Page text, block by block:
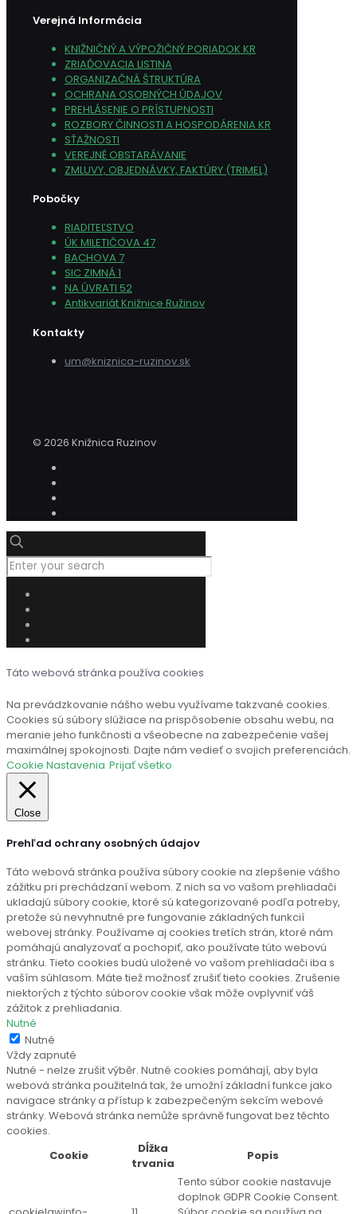
Verejná Informácia
KNIŽNIČNÝ A VÝPOŽIČNÝ PORIADOK KR
ZRIAĎOVACIA LISTINA
ORGANIZAČNÁ ŠTRUKTÚRA
OCHRANA OSOBNÝCH ÚDAJOV
PREHLÁSENIE O PRÍSTUPNOSTI
ROZBORY ČINNOSTI A HOSPODÁRENIA KR
SŤAŽNOSTI
VEREJNÉ OBSTARÁVANIE
ZMLUVY, OBJEDNÁVKY, FAKTÚRY (TRIMEL)
Pobočky
RIADITEĽSTVO
ÚK MILETIČOVA 47
BACHOVA 7
SIC ZIMNÁ 1
NA ÚVRATI 52
Antikvariát Knižnice Ružinov
Kontakty
um@kniznica-ruzinov.sk
© 2026 Knižnica Ruzinov
Táto webová stránka používa cookies
Na prevádzkovanie nášho webu využívame takzvané cookies.
Cookies sú súbory slúžiace na prispôsobenie obsahu webu, na
meranie jeho funkčnosti a všeobecne na zabezpečenie vašej
maximálnej spokojnosti. Dajte nám vedieť o svojich preferenciách.
Cookie Nastavenia Prijať všetko
Close
Prehľad ochrany osobných údajov
Táto webová stránka používa súbory cookie na zlepšenie vášho
zážitku pri prechádzaní webom. Z nich sa vo vašom prehliadači
ukladajú súbory cookie, ktoré sú kategorizované podľa potreby,
pretože sú nevyhnutné pre fungovanie základných funkcií
webovej stránky. Používame aj cookies tretích strán, ktoré nám
pomáhajú analyzovať a pochopiť, ako používate túto webovú
stránku. Tieto cookies budú uložené vo vašom prehliadači iba s
vaším súhlasom. Máte tiež možnosť zrušiť tieto cookies. Zrušenie
niektorých z týchto súborov cookie však môže ovplyvniť váš
zážitok z prehliadania.
Nutné
Nutné
Vždy zapnuté
Nutné - nelze zrušit výběr. Nutné cookies pomáhají, aby byla
webová stránka použitelná tak, že umožní základní funkce jako
navigace stránky a přístup k zabezpečeným sekcím webové
stránky. Webová stránka nemůže správně fungovat bez těchto
cookies.
Cookie
Dĺžka
trvania
Popis
Tento súbor cookie nastavuje
doplnok GDPR Cookie Consent.